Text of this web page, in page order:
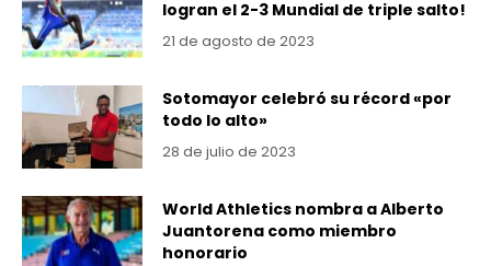
logran el 2-3 Mundial de triple salto!
21 de agosto de 2023
Sotomayor celebró su récord «por
todo lo alto»
28 de julio de 2023
World Athletics nombra a Alberto
Juantorena como miembro
honorario